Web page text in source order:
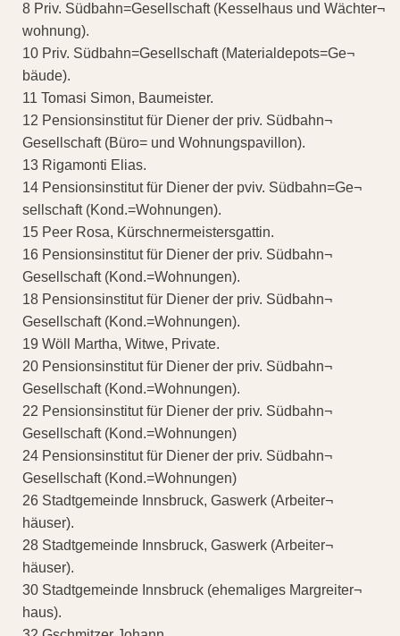
8 Priv. Südbahn=Gesellschaft (Kesselhaus und Wächter¬
wohnung).
10 Priv. Südbahn=Gesellschaft (Materialdepots=Ge¬
bäude).
11 Tomasi Simon, Baumeister.
12 Pensionsinstitut für Diener der priv. Südbahn¬
Gesellschaft (Büro= und Wohnungspavillon).
13 Rigamonti Elias.
14 Pensionsinstitut für Diener der pviv. Südbahn=Ge¬
sellschaft (Kond.=Wohnungen).
15 Peer Rosa, Kürschnermeistersgattin.
16 Pensionsinstitut für Diener der priv. Südbahn¬
Gesellschaft (Kond.=Wohnungen).
18 Pensionsinstitut für Diener der priv. Südbahn¬
Gesellschaft (Kond.=Wohnungen).
19 Wöll Martha, Witwe, Private.
20 Pensionsinstitut für Diener der priv. Südbahn¬
Gesellschaft (Kond.=Wohnungen).
22 Pensionsinstitut für Diener der priv. Südbahn¬
Gesellschaft (Kond.=Wohnungen)
24 Pensionsinstitut für Diener der priv. Südbahn¬
Gesellschaft (Kond.=Wohnungen)
26 Stadtgemeinde Innsbruck, Gaswerk (Arbeiter¬
häuser).
28 Stadtgemeinde Innsbruck, Gaswerk (Arbeiter¬
häuser).
30 Stadtgemeinde Innsbruck (ehemaliges Margreiter¬
haus).